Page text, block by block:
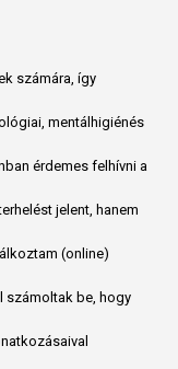
számára, így
mentálhigiénés
érdemes felhívni a
jelent, hanem
(online)
számoltak be, hogy